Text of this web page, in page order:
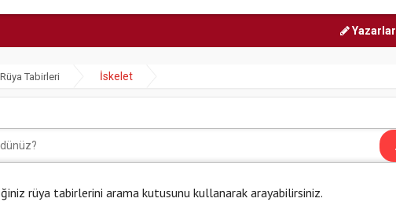
Yazarlar
Rüya Tabirleri İskelet
rüya tabirlerini arama kutusunu kullanarak arayabilirsiniz.